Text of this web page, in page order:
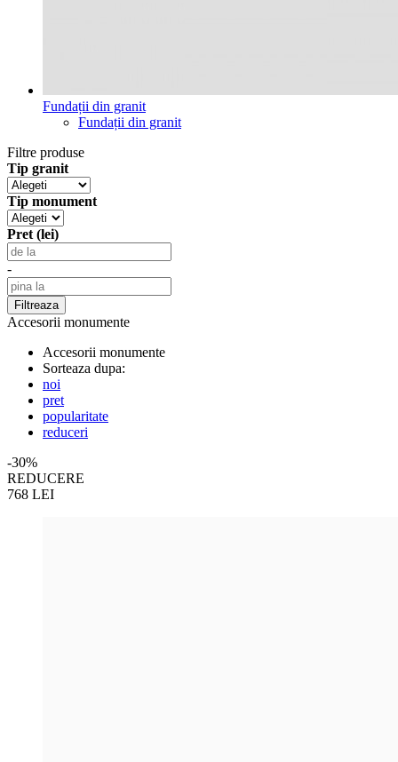
Fundații din granit
Fundații din granit
Filtre produse
Tip granit
Tip monument
Pret (lei)
-
Accesorii monumente
Accesorii monumente
Sorteaza dupa:
noi
pret
popularitate
reduceri
-30%
REDUCERE
768 LEI